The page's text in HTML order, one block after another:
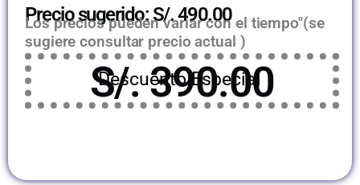
Precio sugerido: S/. 490.00
Los precios pueden variar con el tiempo"(se
sugiere consultar precio actual )
Descuento Especial
S/. 390.00